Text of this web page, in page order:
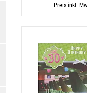
Preis inkl.